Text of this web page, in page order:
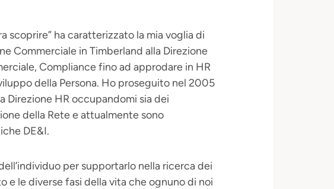
scoprire” ha caratterizzato la mia voglia di
Commerciale in Timberland alla Direzione
Compliance fino ad approdare in HR
della Persona. Ho proseguito nel 2005
Direzione HR occupandomi sia dei
della Rete e attualmente sono
DE&I.
per supportarlo nella ricerca dei
e le diverse fasi della vita che ognuno di noi